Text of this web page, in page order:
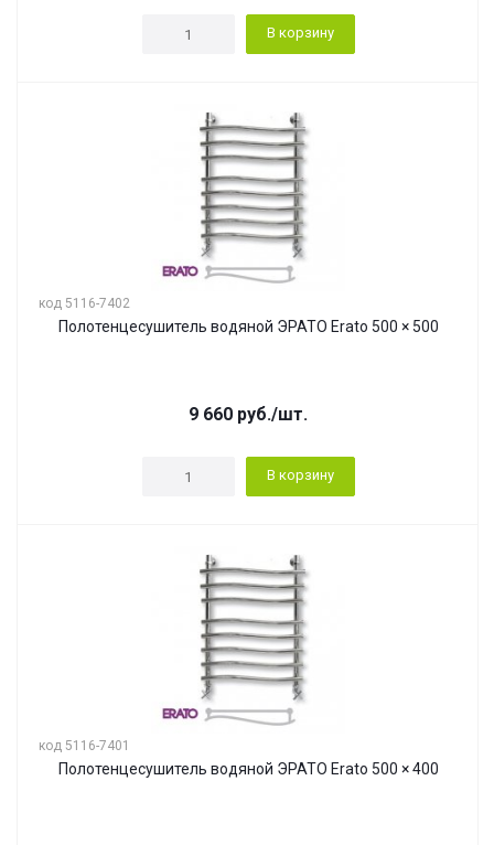
В корзину
код 5116-7402
Полотенцесушитель водяной ЭРАТО Erato 500 × 500
9 660 руб./шт.
В корзину
код 5116-7401
Полотенцесушитель водяной ЭРАТО Erato 500 × 400